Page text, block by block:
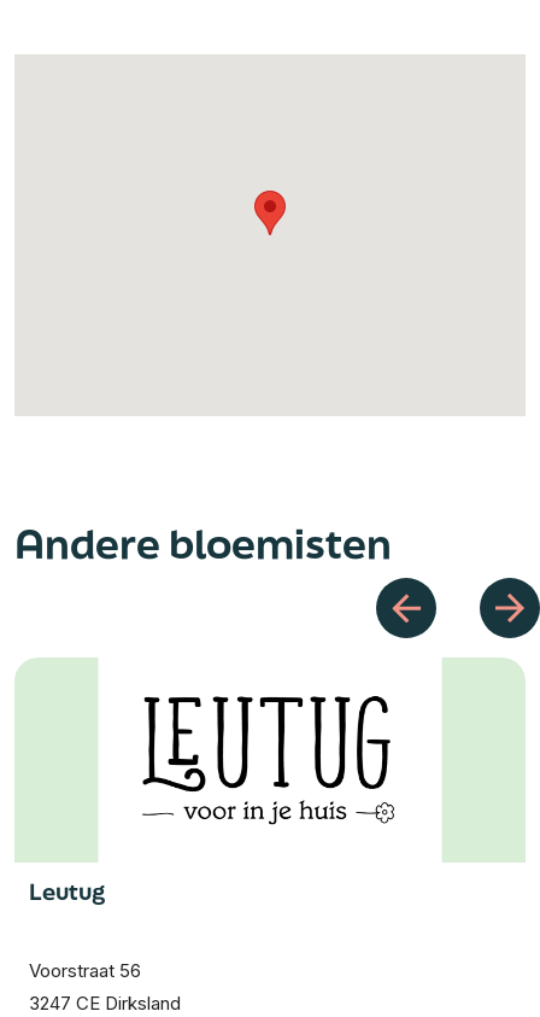
Andere bloemisten
Leutug
Voorstraat 56
3247 CE Dirksland